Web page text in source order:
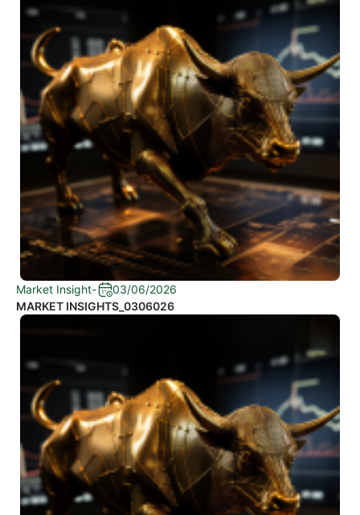
Market Insight-
03/06/2026
MARKET INSIGHTS_0306026